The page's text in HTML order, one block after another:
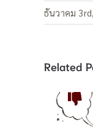
ธันวาคม
Related